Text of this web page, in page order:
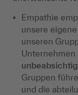
Empathie
unsere
unseren
Unternehmen
Gruppen
und die